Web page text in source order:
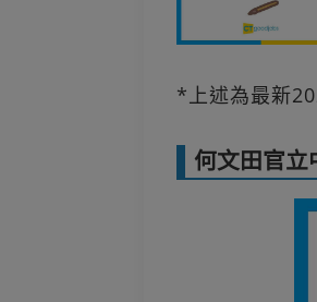
*上述為最新
何文田官立